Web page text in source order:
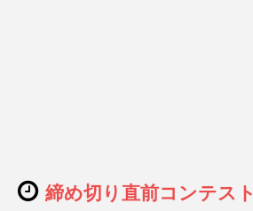
締め切り直前コンテスト